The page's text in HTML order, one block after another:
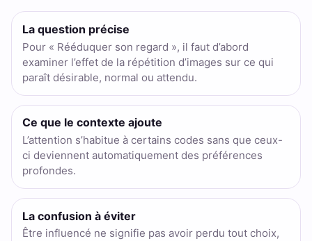
La question précise
Pour « Rééduquer son regard », il faut d’abord
examiner l’effet de la répétition d’images sur ce qui
paraît désirable, normal ou attendu.
Ce que le contexte ajoute
L’attention s’habitue à certains codes sans que ceux-
ci deviennent automatiquement des préférences
profondes.
La confusion à éviter
Être influencé ne signifie pas avoir perdu tout choix,